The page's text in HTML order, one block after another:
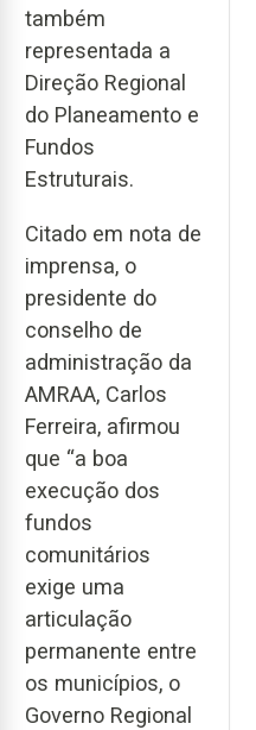
também
representada a
Direção Regional
do Planeamento e
Fundos
Estruturais.
Citado em nota de
imprensa, o
presidente do
conselho de
administração da
AMRAA, Carlos
Ferreira, afirmou
que “a boa
execução dos
fundos
comunitários
exige uma
articulação
permanente entre
os municípios, o
Governo Regional